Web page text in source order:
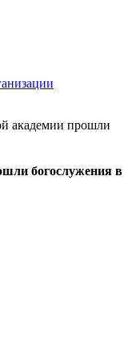
академии прошли
богослужения в